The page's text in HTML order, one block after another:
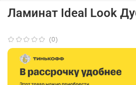
(0)
Ламинат Ideal Look